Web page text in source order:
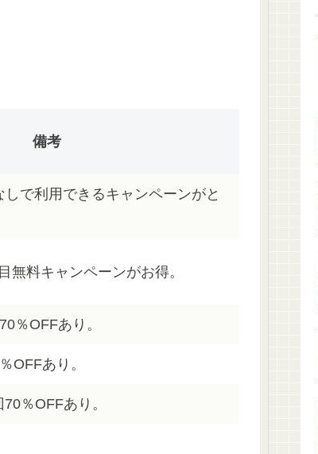
備考
で利用できるキャンペーンがと
無料キャンペーンがお得。
％OFFあり。
OFFあり。
％OFFあり。